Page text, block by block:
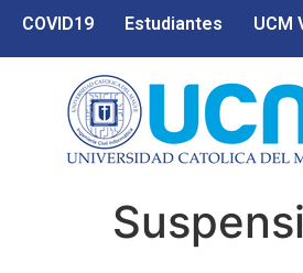
COVID19 Estudiantes UCM